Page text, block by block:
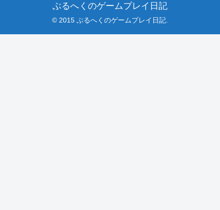
ぶるへくのゲームプレイ日記
© 2015 ぶるへくのゲームプレイ日記.